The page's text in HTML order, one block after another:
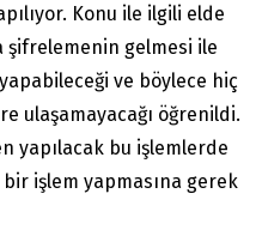
Konu ile ilgili elde
gelmesi ile
ve böylece hiç
ulaşamayacağı öğrenildi.
yapılacak bu işlemlerde
işlem yapmasına gerek